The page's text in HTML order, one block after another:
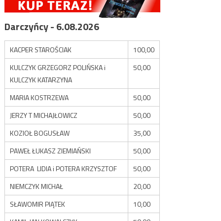
Darczyńcy - 6.08.2026
KACPER STAROŚCIAK
100,00
KULCZYK GRZEGORZ POLIŃSKA i
KULCZYK KATARZYNA
50,00
MARIA KOSTRZEWA
50,00
JERZY T MICHAJŁOWICZ
50,00
KOZIOŁ BOGUSŁAW
35,00
PAWEŁ ŁUKASZ ZIEMIAŃSKI
50,00
POTERA LIDIA i POTERA KRZYSZTOF
50,00
NIEMCZYK MICHAŁ
20,00
SŁAWOMIR PIĄTEK
10,00